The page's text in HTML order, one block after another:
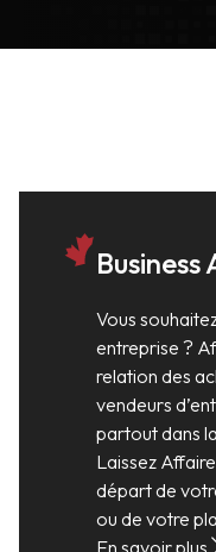
Vous
entreprise ?
relation des
vendeurs
partout dans
Laissez
départ de
ou de votre
En savoir plus